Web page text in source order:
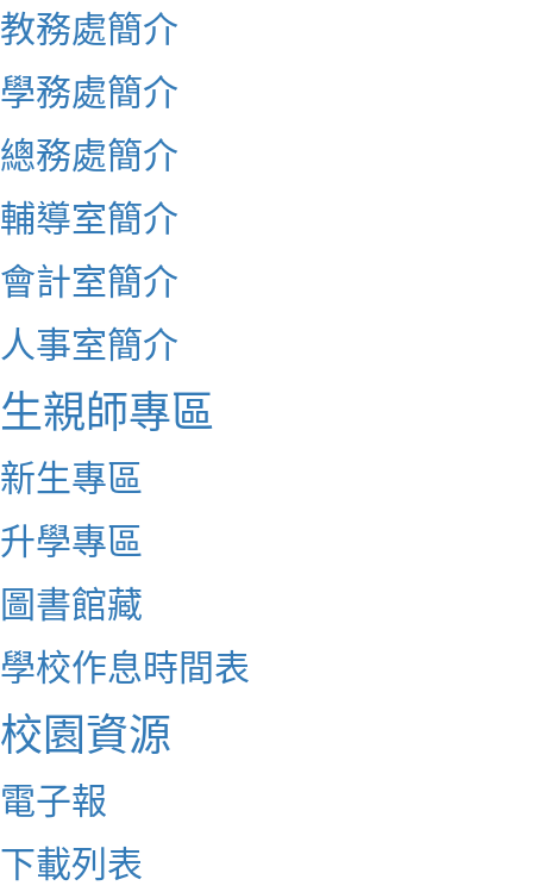
教務處簡介
學務處簡介
總務處簡介
輔導室簡介
會計室簡介
人事室簡介
生親師專區
新生專區
升學專區
圖書館藏
學校作息時間表
校園資源
電子報
下載列表